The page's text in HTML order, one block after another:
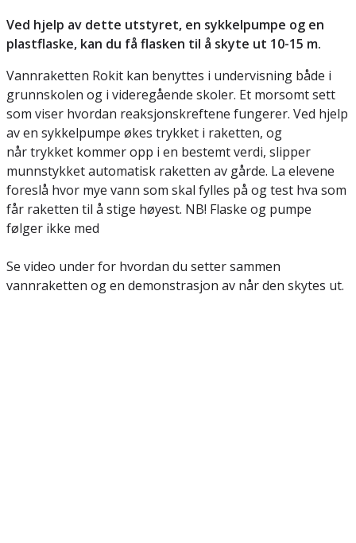
Ved hjelp av dette utstyret, en sykkelpumpe og en
plastflaske, kan du få flasken til å skyte ut 10-15 m.
Vannraketten Rokit kan benyttes i undervisning både i
grunnskolen og i videregående skoler. Et morsomt sett
som viser hvordan reaksjonskreftene fungerer. Ved hjelp
av en sykkelpumpe økes trykket i raketten, og
når trykket kommer opp i en bestemt verdi, slipper
munnstykket automatisk raketten av gårde. La elevene
foreslå hvor mye vann som skal fylles på og test hva som
får raketten til å stige høyest. NB! Flaske og pumpe
følger ikke med
Se video under for hvordan du setter sammen
vannraketten og en demonstrasjon av når den skytes ut.